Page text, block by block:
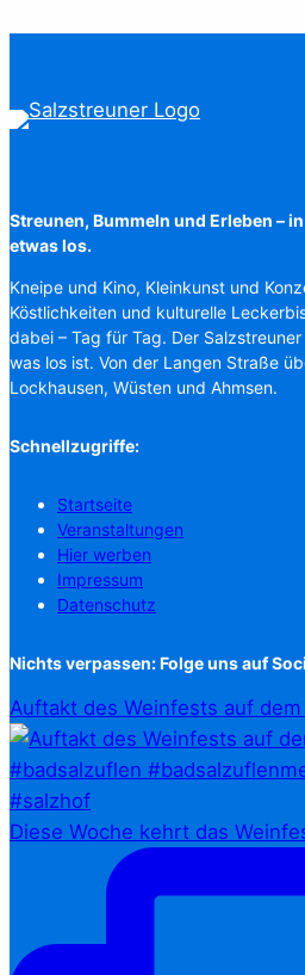
Streunen, Bummeln und Erleben –
etwas los.
Kneipe und Kino, Kleinkunst und
Köstlichkeiten und kulturelle
dabei – Tag für Tag. Der
was los ist. Von der Langen Straße
Lockhausen, Wüsten und Ahmsen.
Schnellzugriffe:
Startseite
Veranstaltungen
Hier werben
Impressum
Datenschutz
Nichts verpassen: Folge uns auf
Auftakt des Weinfests auf
Diese Woche kehrt das